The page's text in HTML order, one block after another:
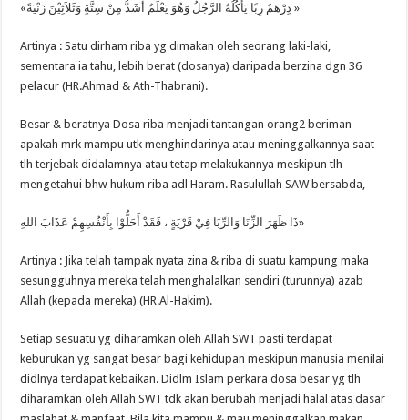
«دِرْهَمٌ رِبًا يَأْكُلُهُ الرَّجُلُ وَهُوَ يَعْلَمُ أَشَدُّ مِنْ سِتَّةٍ وَثَلاَثِيْنَ زَنْيَةً »
Artinya : Satu dirham riba yg dimakan oleh seorang laki-laki,
sementara ia tahu, lebih berat (dosanya) daripada berzina dgn 36
pelacur (HR.Ahmad & Ath-Thabrani).
Besar & beratnya Dosa riba menjadi tantangan orang2 beriman
apakah mrk mampu utk menghindarinya atau meninggalkannya saat
tlh terjebak didalamnya atau tetap melakukannya meskipun tlh
mengetahui bhw hukum riba adl Haram. Rasulullah SAW bersabda,
ذَا ظَهَرَ الزِّنَا وَالرِّبَا فِيْ قَرْيَةٍ ، فَقَدْ أَحَلُّوْا بِأَنْفُسِهِمْ عَذَابَ اللهِ»
Artinya : Jika telah tampak nyata zina & riba di suatu kampung maka
sesungguhnya mereka telah menghalalkan sendiri (turunnya) azab
Allah (kepada mereka) (HR.Al-Hakim).
Setiap sesuatu yg diharamkan oleh Allah SWT pasti terdapat
keburukan yg sangat besar bagi kehidupan meskipun manusia menilai
didlnya terdapat kebaikan. Didlm Islam perkara dosa besar yg tlh
diharamkan oleh Allah SWT tdk akan berubah menjadi halal atas dasar